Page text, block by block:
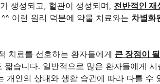
생성되고, 혈관이 생성되며, 전반적인 재
이런 원리 덕분에 약물 치료와는 차별화
치료를 선호하는 환자들에게 큰 장점이
짧습니다. 일반적으로 많은 환자들에게 시
개인의 상태와 생활 습관에 따라 다를 수